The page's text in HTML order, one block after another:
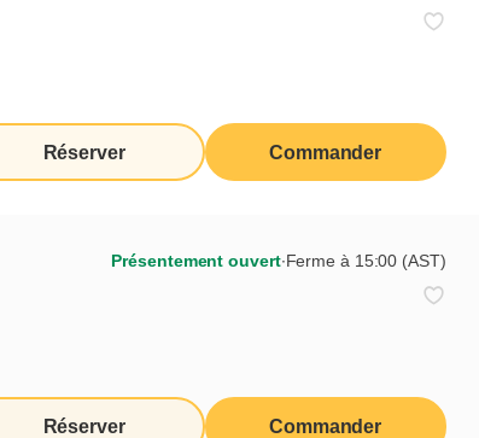
Réserver Commander
Présentement ouvert∙Ferme à 15:00 (AST)
Réserver Commander
Liens utiles